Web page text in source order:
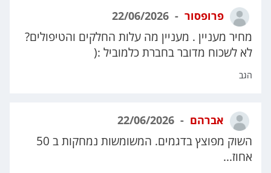
פרופסור
מחיר מעניין . מעניין מה עלות החלקים והטיפולים?
לא לשכוח מדובר בחברת כלמוביל :(
הגב
אברהם
השוק מפוצץ בדגמים. המשומשות נמחקות ב 50
אחוז...